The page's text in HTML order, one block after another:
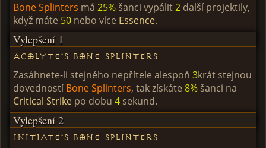
Bone Splinters má 25% šanci vypálit2 další projektily,
když máte 50 nebo více Essence.
Vylepšení 1
Acolyte's Bone Splinters
Zasáhnete-li stejného nepřítele alespoň 3krát stejnou
dovednostíBone Splinters, tak získáte 8% šanci na
Critical Strike po dobu 4 sekund.
Vylepšení 2
Initiate's Bone Splinters